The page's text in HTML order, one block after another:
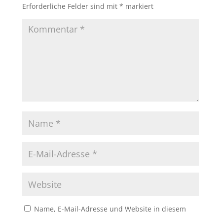
Erforderliche Felder sind mit * markiert
Name, E-Mail-Adresse und Website in diesem